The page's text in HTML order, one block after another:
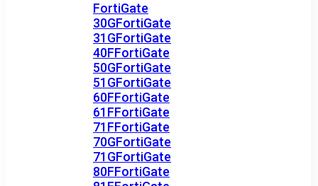
FortiGate
30GFortiGate
31GFortiGate
40FFortiGate
50GFortiGate
51GFortiGate
60FFortiGate
61FFortiGate
71FFortiGate
70GFortiGate
71GFortiGate
80FFortiGate